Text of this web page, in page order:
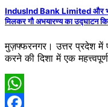
IndusInd Bank Limited और
मिलकर गौ अभयारण्य का उद्घाटन
मुज़फ्फरनगर। उत्तर प्रदेश में
करने की दिशा में एक
WhatsApp